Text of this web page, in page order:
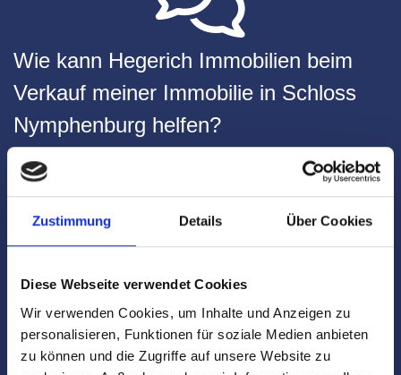
Zustimmung Details Über Cookies
Diese Webseite verwendet Cookies
Wir verwenden Cookies, um Inhalte und Anzeigen zu
personalisieren, Funktionen für soziale Medien anbieten
zu können und die Zugriffe auf unsere Website zu
Wie kann Hegerich Immobilien beim
Verkauf meiner Immobilie in Schloss
Nymphenburg helfen?
Hegerich Immobilien bietet jahrelange Erfahrung und
lokale Marktkenntnisse, um den passenden Käufer für Ihre
sicher abzuwickeln.
Was macht die Wohngegend um